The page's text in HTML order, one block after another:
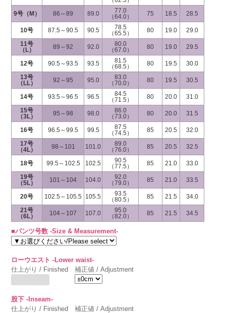
9号（M） 86～89 89.0
77.0
（64.0）
75 18.5 28.5
10号 87.5～90.5 90.5
78.5
（65.5）
80 19.0
29.0
11号
（L）
89～92 92.0
80.0
（67.0）
80 19.0 29.5
12号 90.5～93.5 93.5
81.5
（68.5）
80 19.5
30.0
13号
（LL）
92～95 95.0
83.0
（70.0）
80 19.5 30.5
14号 93.5～96.5 96.5
84.5
（71.5）
80 20.0
31.0
15号
（3L）
95～98 98.0
86.0
（73.0）
80 20.0 31.5
16号 96.5～99.5 99.5
87.5
（74.5）
85 20.5
32.0
17号
（4L）
98～101 101.0
89.0
（76.0）
85 20.5 32.5
18号 99.5～102.5 102.5
90.5
（77.5）
85 21.0
33.0
19号
（5L）
101～104 104.0
92.0
（79.0）
85 21.0 33.5
20号 102.5～105.5 105.5
93.5
（80.5）
85 21.5
34.0
21号
（6L）
104～107 107.0
95.0
（82.0）
85 21.5 34.5
■パンツ号数 -Size & Measurement-
ローウエスト -Lower waist-
仕上がり / Finished
補正値 / Adjustment
股下 -Inseam-
仕上がり / Finished
補正値 / Adjustment